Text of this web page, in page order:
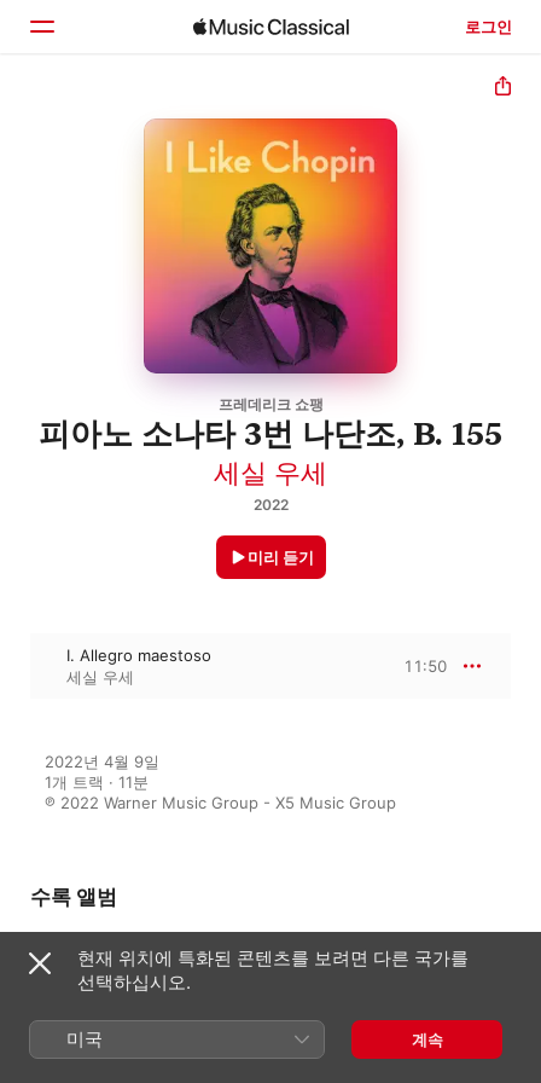
로그인
프레데리크 쇼팽
피아노 소나타 3번 나단조, B. 155
세실 우세
2022
미리 듣기
I. Allegro maestoso
세실 우세
11:50
2022년 4월 9일
1개 트랙 · 11분
℗ 2022 Warner Music Group - X5 Music Group
수록 앨범
I Like Chopin
다양한 아티스트
현재 위치에 특화된 콘텐츠를 보려면 다른 국가를
선택하십시오.
미국 계속